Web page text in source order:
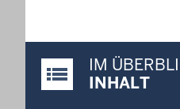
Justiz-Portal im
IM
INHALT